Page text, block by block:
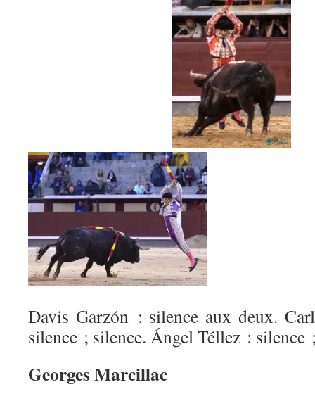
Davis Garzón : silence aux deux.
silence ; silence. Ángel Téllez : silence
Georges Marcillac